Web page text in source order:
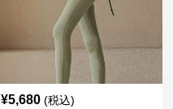
¥5,680 (税込)